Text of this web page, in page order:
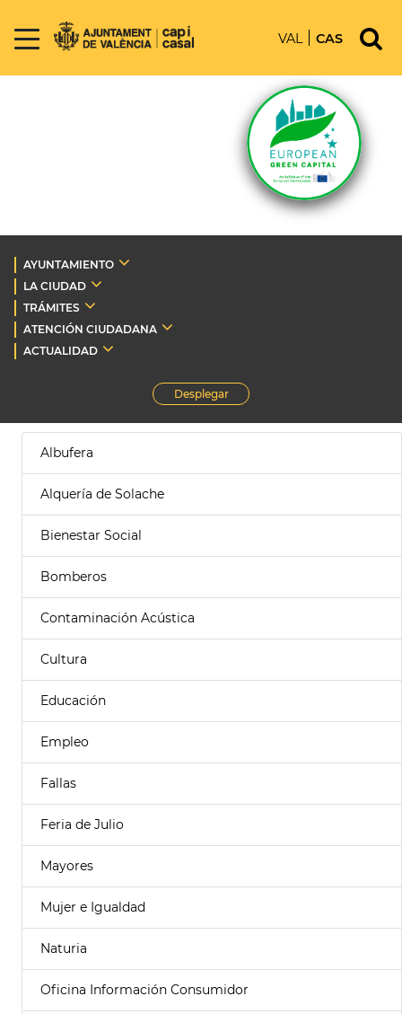
VAL CAS
AYUNTAMIENTO
LA CIUDAD
TRÁMITES
ATENCIÓN CIUDADANA
ACTUALIDAD
Desplegar
Albufera
Alquería de Solache
Bienestar Social
Bomberos
Contaminación Acústica
Cultura
Educación
Empleo
Fallas
Feria de Julio
Mayores
Mujer e Igualdad
Naturia
Oficina Información Consumidor